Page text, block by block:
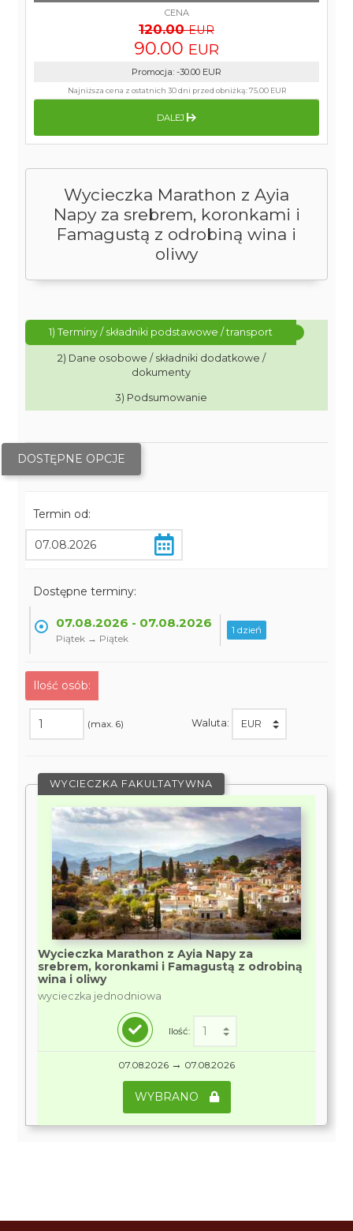
Wycieczka Marathon z Ayia
Napy za srebrem, koronkami i
Famagustą z odrobiną wina i
oliwy
1) Terminy / składniki podstawowe / transport
2) Dane osobowe / składniki dodatkowe /
dokumenty
3) Podsumowanie
DOSTĘPNE OPCJE
Termin od:
Dostępne terminy:
07.08.2026 - 07.08.2026
Piątek → Piątek
1 dzień
Ilość osób:
(max. 6) Waluta:
WYCIECZKA FAKULTATYWNA
Wycieczka Marathon z Ayia Napy za
srebrem, koronkami i Famagustą z odrobiną
wina i oliwy
wycieczka jednodniowa
Ilość:
07.08.2026 → 07.08.2026
WYBRANO
CENA
120.00 EUR
90.00 EUR
Promocja: -30.00 EUR
Najniższa cena z ostatnich 30 dni przed obniżką:75.00 EUR
DALEJ